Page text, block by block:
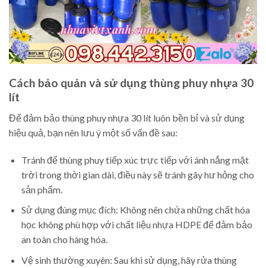
Cách bảo quản và sử dụng thùng phuy nhựa 30
lít
Để đảm bảo thùng phuy nhựa 30 lít luôn bền bỉ và sử dụng
hiệu quả, bạn nên lưu ý một số vấn đề sau:
Tránh để thùng phuy tiếp xúc trực tiếp với ánh nắng mặt
trời trong thời gian dài, điều này sẽ tránh gây hư hỏng cho
sản phẩm.
Sử dụng đúng mục đích: Không nên chứa những chất hóa
học không phù hợp với chất liệu nhựa HDPE để đảm bảo
an toàn cho hàng hóa.
Vệ sinh thường xuyên: Sau khi sử dụng, hãy rửa thùng